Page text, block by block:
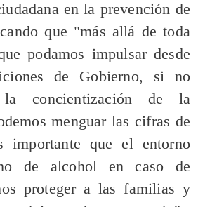
en la prevención de
que "más allá de toda
podamos impulsar desde
de Gobierno, si no
la concientización de la
menguar las cifras de
importante que el entorno
de alcohol en caso de
proteger a las familias y